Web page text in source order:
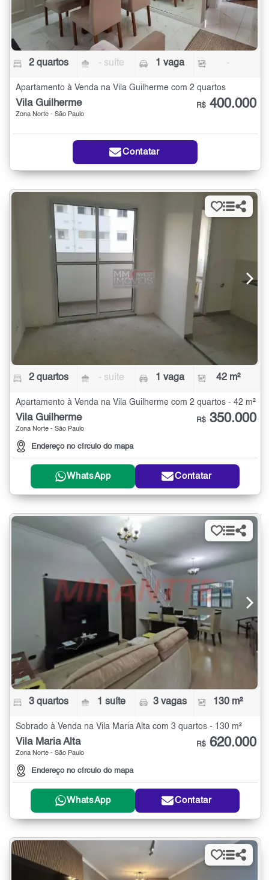
2 quartos - suíte 1 vaga -
Apartamento à Venda na Vila Guilherme com 2 quartos
Vila Guilherme
Zona Norte - São Paulo
R$ 400.000
Contatar
2 quartos - suíte 1 vaga 42 m²
Apartamento à Venda na Vila Guilherme com 2 quartos - 42 m²
Vila Guilherme
Zona Norte - São Paulo
Endereço no círculo do mapa
R$ 350.000
WhatsApp Contatar
3 quartos 1 suíte 3 vagas 130 m²
Sobrado à Venda na Vila Maria Alta com 3 quartos - 130 m²
Vila Maria Alta
Zona Norte - São Paulo
Endereço no círculo do mapa
R$ 620.000
WhatsApp Contatar